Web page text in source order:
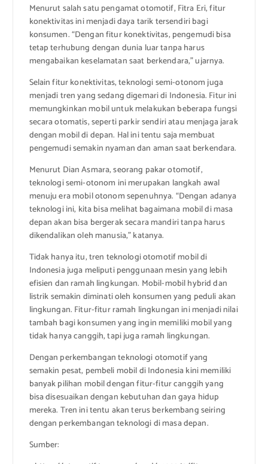
Menurut salah satu pengamat otomotif, Fitra Eri, fitur
konektivitas ini menjadi daya tarik tersendiri bagi
konsumen. “Dengan fitur konektivitas, pengemudi bisa
tetap terhubung dengan dunia luar tanpa harus
mengabaikan keselamatan saat berkendara,” ujarnya.
Selain fitur konektivitas, teknologi semi-otonom juga
menjadi tren yang sedang digemari di Indonesia. Fitur ini
memungkinkan mobil untuk melakukan beberapa fungsi
secara otomatis, seperti parkir sendiri atau menjaga jarak
dengan mobil di depan. Hal ini tentu saja membuat
pengemudi semakin nyaman dan aman saat berkendara.
Menurut Dian Asmara, seorang pakar otomotif,
teknologi semi-otonom ini merupakan langkah awal
menuju era mobil otonom sepenuhnya. “Dengan adanya
teknologi ini, kita bisa melihat bagaimana mobil di masa
depan akan bisa bergerak secara mandiri tanpa harus
dikendalikan oleh manusia,” katanya.
Tidak hanya itu, tren teknologi otomotif mobil di
Indonesia juga meliputi penggunaan mesin yang lebih
efisien dan ramah lingkungan. Mobil-mobil hybrid dan
listrik semakin diminati oleh konsumen yang peduli akan
lingkungan. Fitur-fitur ramah lingkungan ini menjadi nilai
tambah bagi konsumen yang ingin memiliki mobil yang
tidak hanya canggih, tapi juga ramah lingkungan.
Dengan perkembangan teknologi otomotif yang
semakin pesat, pembeli mobil di Indonesia kini memiliki
banyak pilihan mobil dengan fitur-fitur canggih yang
bisa disesuaikan dengan kebutuhan dan gaya hidup
mereka. Tren ini tentu akan terus berkembang seiring
dengan perkembangan teknologi di masa depan.
Sumber: